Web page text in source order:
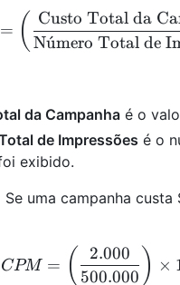
= ( Nu
ˊmero Total de
Custo Total da
da Campanha é o
de Impressões é o
exibido.
Se uma campanha
CPM = ( 500.000
2.000 ) ×